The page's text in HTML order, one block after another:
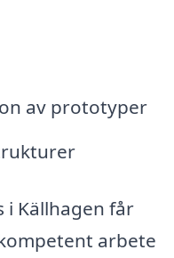
av prototyper
i Källhagen får
arbete